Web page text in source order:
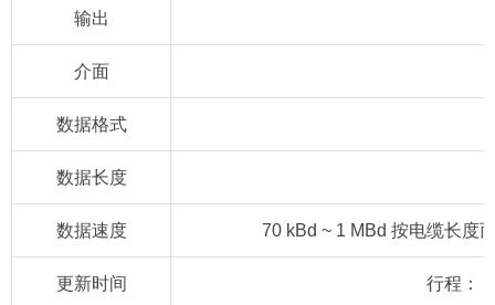
输出
介面
数据格式
数据长度
数据速度 70 kBd ~ 1 MBd 按电缆长度
更新时间 行程：